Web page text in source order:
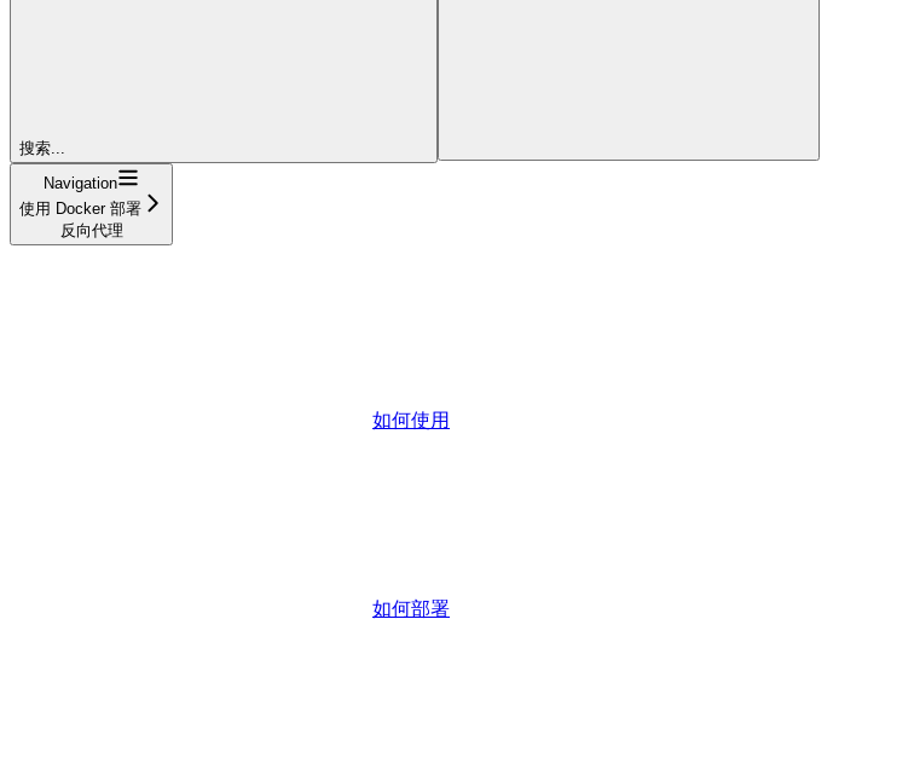
搜索...
Navigation
使用 Docker 部署
反向代理
如何使用
如何部署